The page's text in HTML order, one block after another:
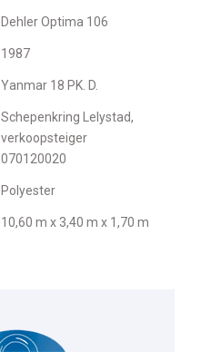
Dehler Optima 106
1987
Yanmar 18 PK. D.
Schepenkring Lelystad,
verkoopsteiger
070120020
Polyester
10,60 m x 3,40 m x 1,70 m